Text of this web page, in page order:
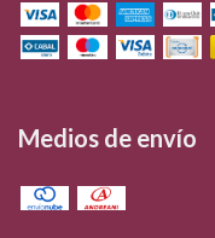
Medios de envío